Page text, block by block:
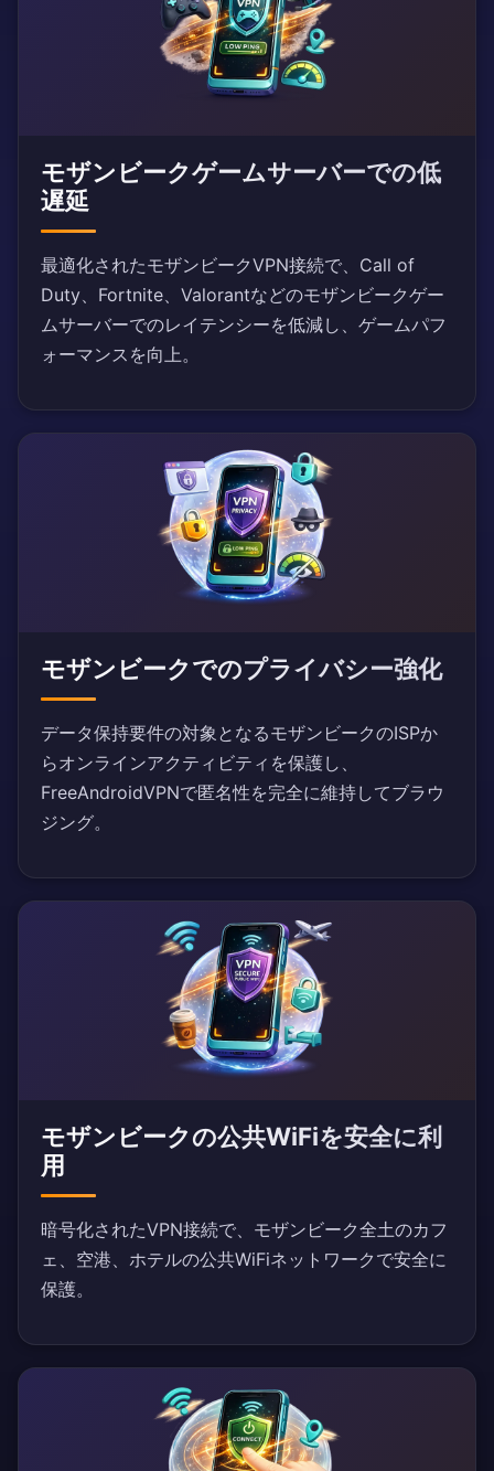
モザンビークゲームサーバーでの低
遅延
最適化されたモザンビークVPN接続で、Call of
Duty、Fortnite、Valorantなどのモザンビークゲー
ムサーバーでのレイテンシーを低減し、ゲームパフ
ォーマンスを向上。
モザンビークでのプライバシー強化
データ保持要件の対象となるモザンビークのISPか
らオンラインアクティビティを保護し、
FreeAndroidVPNで匿名性を完全に維持してブラウ
ジング。
モザンビークの公共WiFiを安全に利
用
暗号化されたVPN接続で、モザンビーク全土のカフ
ェ、空港、ホテルの公共WiFiネットワークで安全に
保護。